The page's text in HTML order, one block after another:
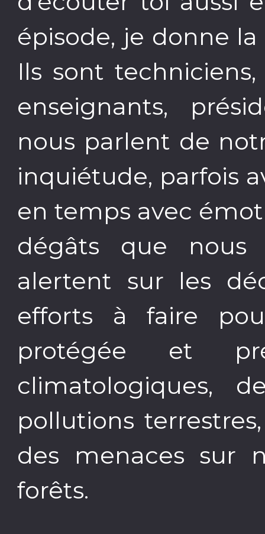
épisode, je donne
Ils sont
enseignants,
nous parlent de
inquiétude, parfois
en temps avec
dégâts que nous
alertent sur les
efforts à faire
protégée et
climatologiques,
pollutions
des menaces sur
forêts.